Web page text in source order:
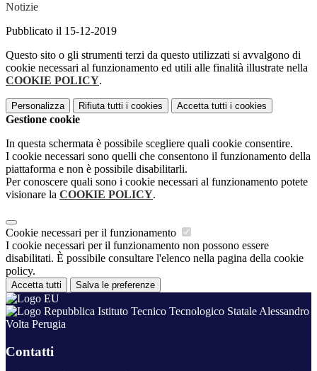
Notizie
Pubblicato il 15-12-2019
Questo sito o gli strumenti terzi da questo utilizzati si avvalgono di
cookie necessari al funzionamento ed utili alle finalità illustrate nella
COOKIE POLICY.
Personalizza Rifiuta tutti i cookies Accetta tutti i cookies
Gestione cookie
In questa schermata è possibile scegliere quali cookie consentire.
I cookie necessari sono quelli che consentono il funzionamento della
piattaforma e non è possibile disabilitarli.
Per conoscere quali sono i cookie necessari al funzionamento potete
visionare la COOKIE POLICY.
Cookie necessari per il funzionamento
I cookie necessari per il funzionamento non possono essere
disabilitati. È possibile consultare l'elenco nella pagina della cookie
policy.
Accetta tutti Salva le preferenze
Istituto Tecnico Tecnologico Statale Alessandro
Volta Perugia
Contatti